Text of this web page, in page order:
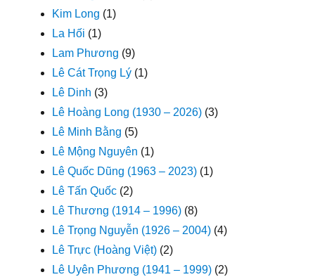
Kim Long (1)
La Hối (1)
Lam Phương (9)
Lê Cát Trọng Lý (1)
Lê Dinh (3)
Lê Hoàng Long (1930 – 2026) (3)
Lê Minh Bằng (5)
Lê Mộng Nguyên (1)
Lê Quốc Dũng (1963 – 2023) (1)
Lê Tấn Quốc (2)
Lê Thương (1914 – 1996) (8)
Lê Trọng Nguyễn (1926 – 2004) (4)
Lê Trực (Hoàng Việt) (2)
Lê Uyên Phương (1941 – 1999) (2)